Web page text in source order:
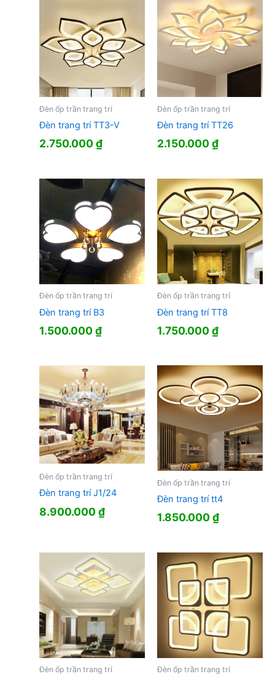
Đèn ốp trần trang trí
Đèn trang trí TT3-V
2.750.000₫
Đèn ốp trần trang trí
Đèn trang trí TT26
2.150.000₫
Đèn ốp trần trang trí
Đèn trang trí B3
1.500.000₫
Đèn ốp trần trang trí
Đèn trang trí TT8
1.750.000₫
Đèn ốp trần trang trí
Đèn trang trí J1/24
8.900.000₫
Đèn ốp trần trang trí
Đèn trang trí tt4
1.850.000₫
Đèn ốp trần trang trí Đèn ốp trần trang trí